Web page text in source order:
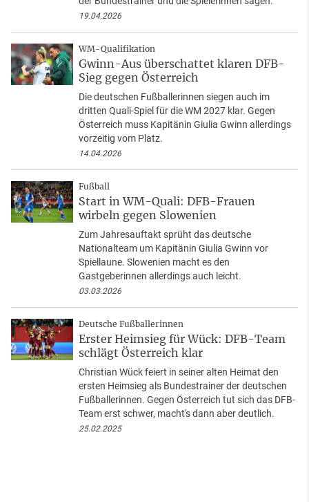
19.04.2026
WM-Qualifikation
Gwinn-Aus überschattet klaren DFB-
Sieg gegen Österreich
Die deutschen Fußballerinnen siegen auch im
dritten Quali-Spiel für die WM 2027 klar. Gegen
Österreich muss Kapitänin Giulia Gwinn allerdings
vorzeitig vom Platz.
14.04.2026
Fußball
Start in WM-Quali: DFB-Frauen
wirbeln gegen Slowenien
Zum Jahresauftakt sprüht das deutsche
Nationalteam um Kapitänin Giulia Gwinn vor
Spiellaune. Slowenien macht es den
Gastgeberinnen allerdings auch leicht.
03.03.2026
Deutsche Fußballerinnen
Erster Heimsieg für Wück: DFB-Team
schlägt Österreich klar
Christian Wück feiert in seiner alten Heimat den
ersten Heimsieg als Bundestrainer der deutschen
Fußballerinnen. Gegen Österreich tut sich das DFB-
Team erst schwer, macht's dann aber deutlich.
25.02.2025